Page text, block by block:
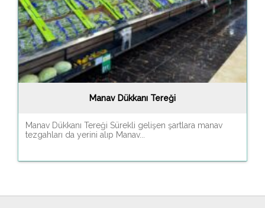
Manav Dükkanı Tereği
Manav Dükkanı Tereği Sürekli gelişen şartlara manav
tezgahları da yerini alıp Manav...